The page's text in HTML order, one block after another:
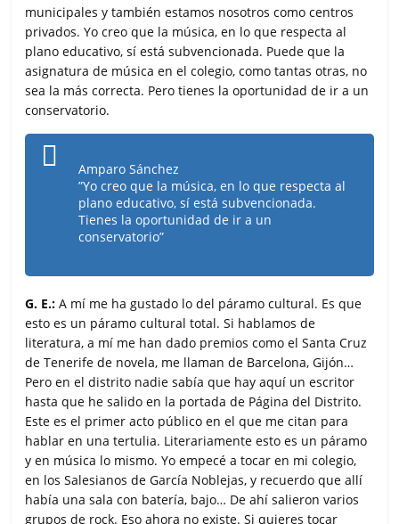
municipales y también estamos nosotros como centros
privados. Yo creo que la música, en lo que respecta al
plano educativo, sí está subvencionada. Puede que la
asignatura de música en el colegio, como tantas otras, no
sea la más correcta. Pero tienes la oportunidad de ir a un
conservatorio.
Amparo Sánchez
”Yo creo que la música, en lo que respecta al
plano educativo, sí está subvencionada.
Tienes la oportunidad de ir a un
conservatorio”
G. E.:A mí me ha gustado lo del páramo cultural. Es que
esto es un páramo cultural total. Si hablamos de
literatura, a mí me han dado premios como el Santa Cruz
de Tenerife de novela, me llaman de Barcelona, Gijón…
Pero en el distrito nadie sabía que hay aquí un escritor
hasta que he salido en la portada de Página del Distrito.
Este es el primer acto público en el que me citan para
hablar en una tertulia. Literariamente esto es un páramo
y en música lo mismo. Yo empecé a tocar en mi colegio,
en los Salesianos de García Noblejas, y recuerdo que allí
había una sala con batería, bajo… De ahí salieron varios
grupos de rock. Eso ahora no existe. Si quieres tocar